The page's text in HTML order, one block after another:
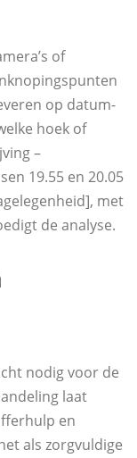
of
op datum-
hoek of
–
19.55 en 20.05
met
de analyse.
nodig voor de
laat
en
als zorgvuldige